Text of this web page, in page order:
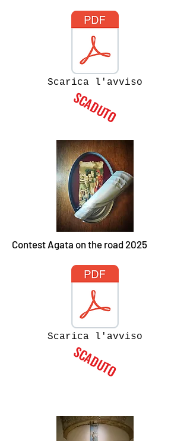
Scarica l'avviso
SCADUTO
Contest Agata on the road 2025
Scarica l'avviso
SCADUTO